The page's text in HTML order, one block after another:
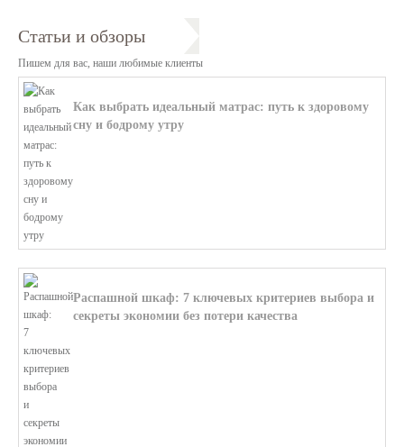
Статьи и обзоры
Пишем для вас, наши любимые клиенты
Как выбрать идеальный матрас: путь к здоровому
сну и бодрому утру
Распашной шкаф: 7 ключевых критериев выбора и
секреты экономии без потери качества